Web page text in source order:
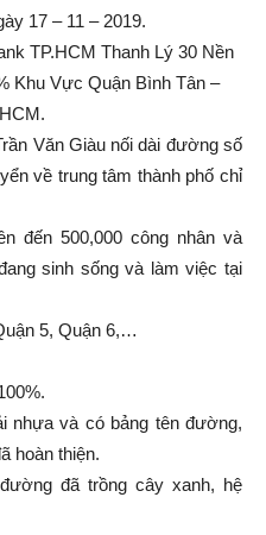
17 – 11 – 2019.
TP.HCM Thanh Lý 30 Nền
Khu Vực Quận Bình Tân –
Văn Giàu nối dài đường số
về trung tâm thành phố chỉ
đến 500,000 công nhân và
sinh sống và làm việc tại
5, Quận 6,…
nhựa và có bảng tên đường,
hoàn thiện.
đã trồng cây xanh, hệ